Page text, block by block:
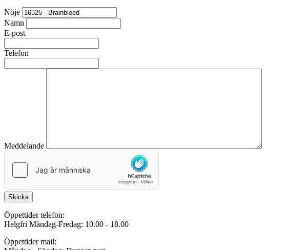
Nöje
Namn
E-post
Telefon
Meddelande
Skicka
Öppettider telefon:
Helgfri Måndag-Fredag: 10.00 - 18.00
Öppettider mail: